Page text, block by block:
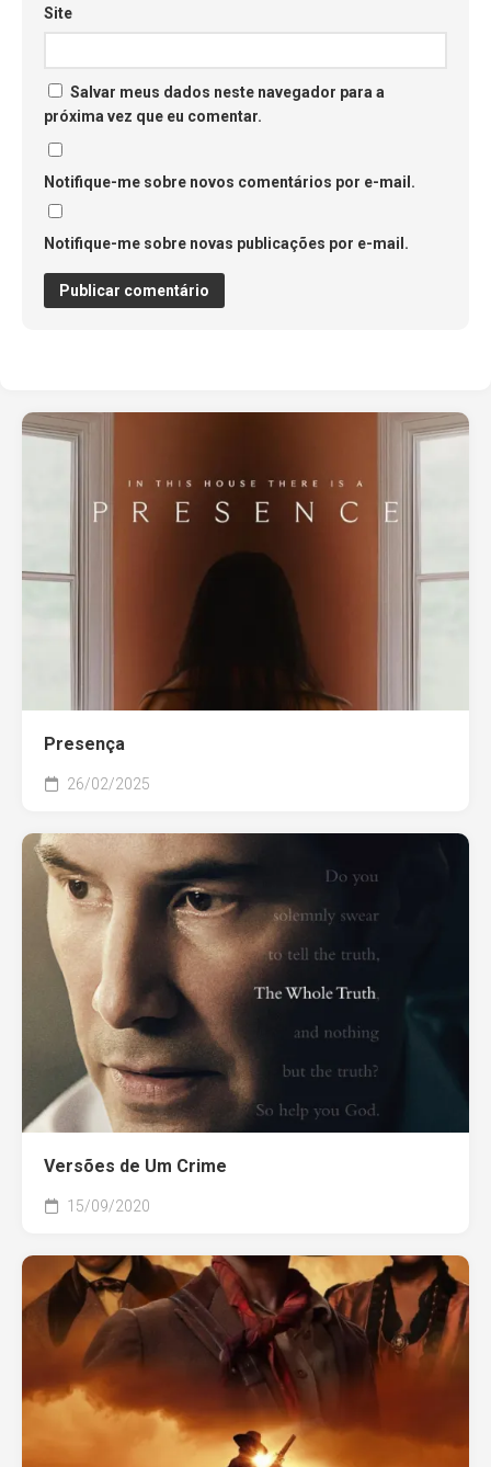
Site
Salvar meus dados neste navegador para a
próxima vez que eu comentar.
Notifique-me sobre novos comentários por e-mail.
Notifique-me sobre novas publicações por e-mail.
Presença
26/02/2025
Versões de Um Crime
15/09/2020